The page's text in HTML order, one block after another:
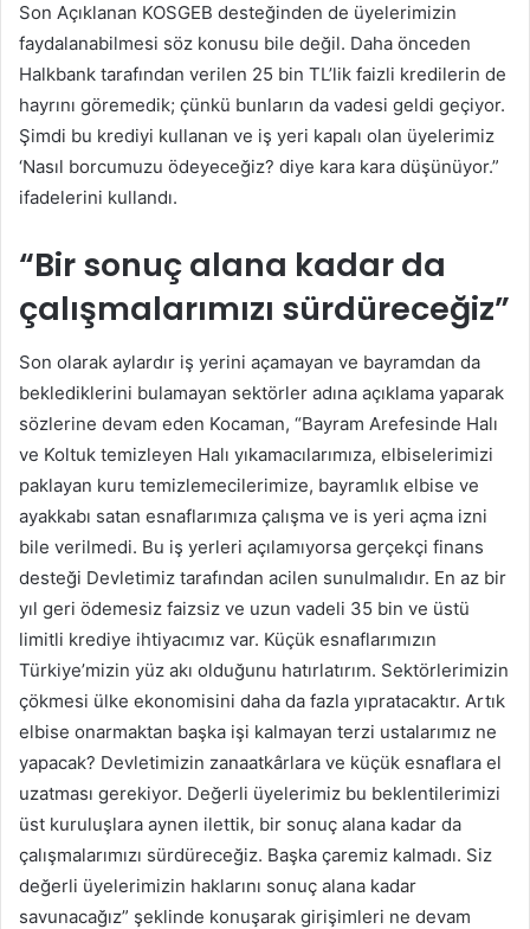
Son Açıklanan KOSGEB desteğinden de üyelerimizin
faydalanabilmesi söz konusu bile değil. Daha önceden
Halkbank tarafından verilen 25 bin TL’lik faizli kredilerin de
hayrını göremedik; çünkü bunların da vadesi geldi geçiyor.
Şimdi bu krediyi kullanan ve iş yeri kapalı olan üyelerimiz
‘Nasıl borcumuzu ödeyeceğiz? diye kara kara düşünüyor.”
ifadelerini kullandı.
“Bir sonuç alana kadar da
çalışmalarımızı sürdüreceğiz”
Son olarak aylardır iş yerini açamayan ve bayramdan da
beklediklerini bulamayan sektörler adına açıklama yaparak
sözlerine devam eden Kocaman, “Bayram Arefesinde Halı
ve Koltuk temizleyen Halı yıkamacılarımıza, elbiselerimizi
paklayan kuru temizlemecilerimize, bayramlık elbise ve
ayakkabı satan esnaflarımıza çalışma ve is yeri açma izni
bile verilmedi. Bu iş yerleri açılamıyorsa gerçekçi finans
desteği Devletimiz tarafından acilen sunulmalıdır. En az bir
yıl geri ödemesiz faizsiz ve uzun vadeli 35 bin ve üstü
limitli krediye ihtiyacımız var. Küçük esnaflarımızın
Türkiye’mizin yüz akı olduğunu hatırlatırım. Sektörlerimizin
çökmesi ülke ekonomisini daha da fazla yıpratacaktır. Artık
elbise onarmaktan başka işi kalmayan terzi ustalarımız ne
yapacak? Devletimizin zanaatkârlara ve küçük esnaflara el
uzatması gerekiyor. Değerli üyelerimiz bu beklentilerimizi
üst kuruluşlara aynen ilettik, bir sonuç alana kadar da
çalışmalarımızı sürdüreceğiz. Başka çaremiz kalmadı. Siz
değerli üyelerimizin haklarını sonuç alana kadar
savunacağız” şeklinde konuşarak girişimleri ne devam